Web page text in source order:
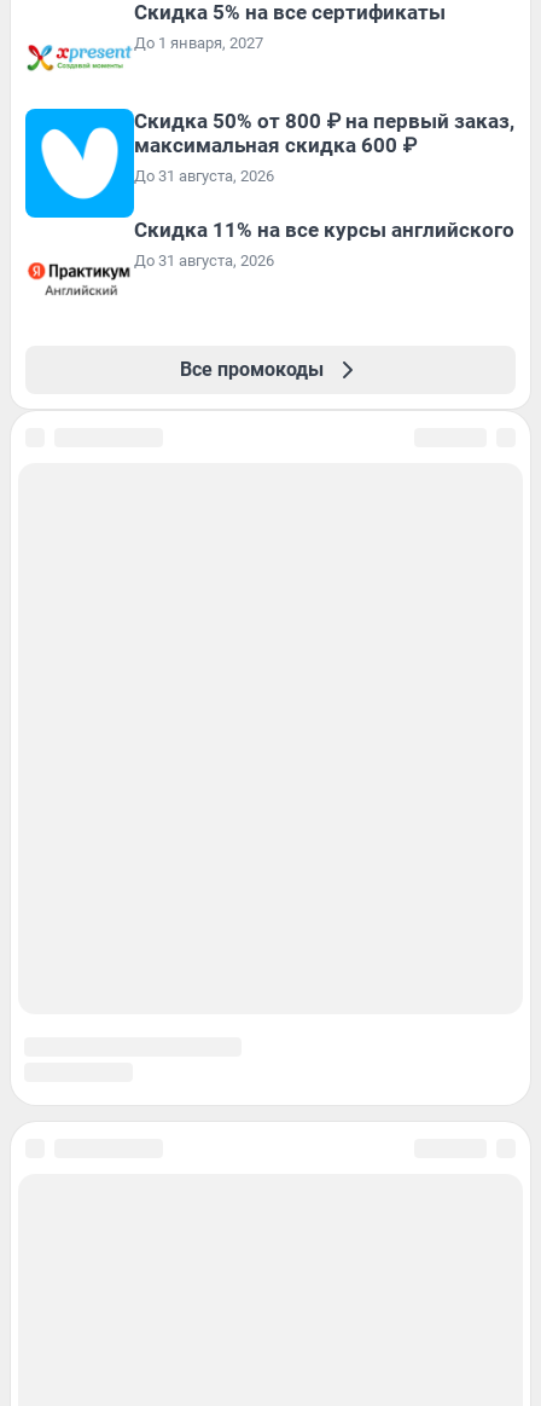
Скидка 5% на все сертификаты
До 1 января, 2027
Скидка 50% от 800 ₽ на первый заказ,
максимальная скидка 600 ₽
До 31 августа, 2026
Скидка 11% на все курсы английского
До 31 августа, 2026
Все промокоды